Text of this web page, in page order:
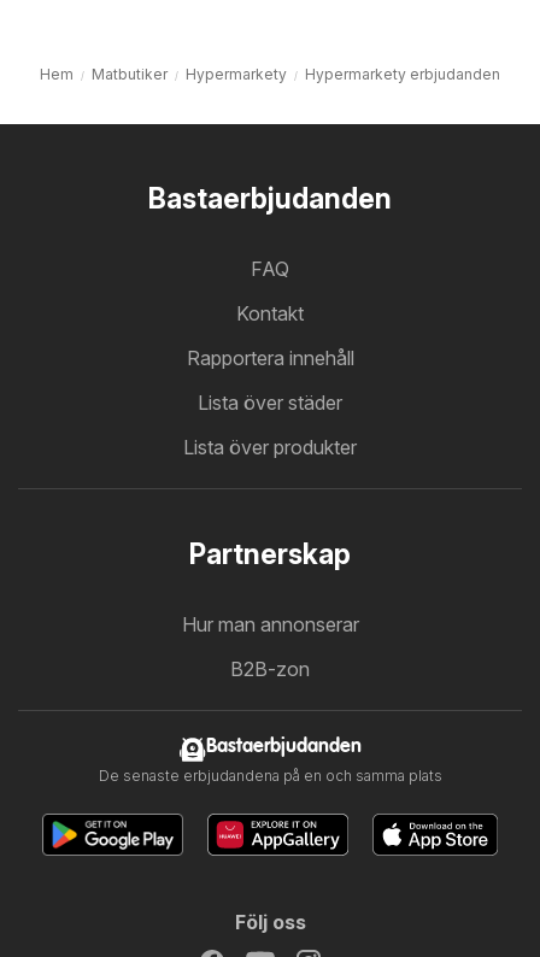
Hem Matbutiker Hypermarkety Hypermarkety erbjudanden
Bastaerbjudanden
FAQ
Kontakt
Rapportera innehåll
Lista över städer
Lista över produkter
Partnerskap
Hur man annonserar
B2B-zon
Bastaerbjudanden
De senaste erbjudandena på en och samma plats
Följ oss